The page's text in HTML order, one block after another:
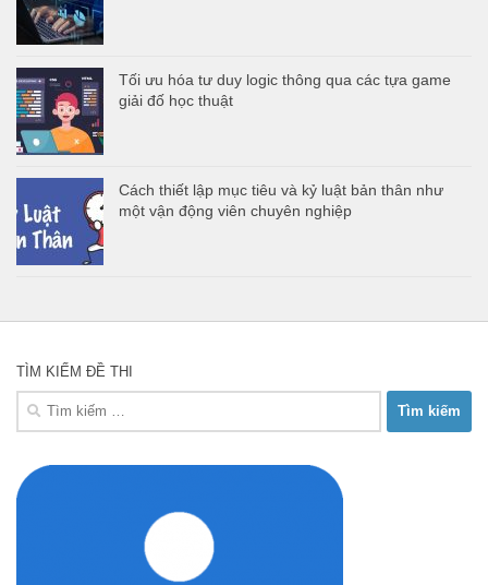
Tối ưu hóa tư duy logic thông qua các tựa game
giải đố học thuật
Cách thiết lập mục tiêu và kỷ luật bản thân như
một vận động viên chuyên nghiệp
TÌM KIẾM ĐỀ THI
Tìm